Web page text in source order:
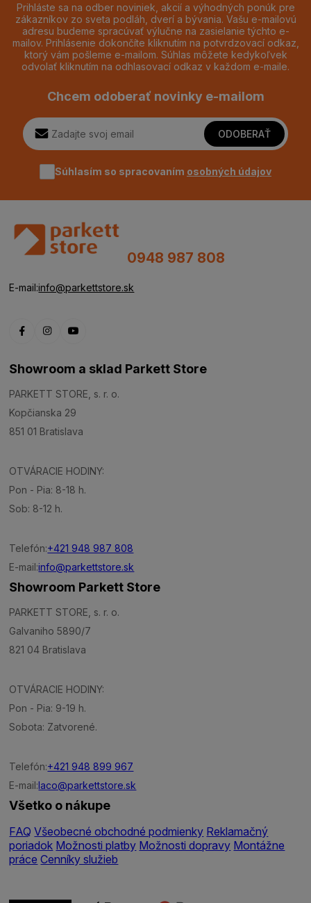
Prihláste sa na odber noviniek, akcií a výhodných ponúk pre
zákazníkov zo sveta podláh, dverí a bývania. Vašu e-mailovú
adresu budeme spracúvať výlučne na zasielanie týchto e-
mailov. Prihlásenie dokončíte kliknutím na potvrdzovací odkaz,
ktorý vám pošleme e-mailom. Súhlas môžete kedykoľvek
odvolať kliknutím na odhlasovací odkaz v každom e-maile.
Chcem odoberať novinky e-mailom
ODOBERAŤ
Súhlasím so spracovaním osobných údajov
0948 987 808
E-mail:info@parkettstore.sk
Showroom a sklad Parkett Store
PARKETT STORE, s. r. o.
Kopčianska 29
851 01 Bratislava
OTVÁRACIE HODINY:
Pon - Pia: 8-18 h.
Sob: 8-12 h.
Telefón:+421 948 987 808
E-mail:info@parkettstore.sk
Showroom Parkett Store
PARKETT STORE, s. r. o.
Galvaniho 5890/7
821 04 Bratislava
OTVÁRACIE HODINY:
Pon - Pia: 9-19 h.
Sobota: Zatvorené.
Telefón:+421 948 899 967
E-mail:laco@parkettstore.sk
Všetko o nákupe
FAQ Všeobecné obchodné podmienky Reklamačný
poriadok Možnosti platby Možnosti dopravy Montážne
práce Cenníky služieb